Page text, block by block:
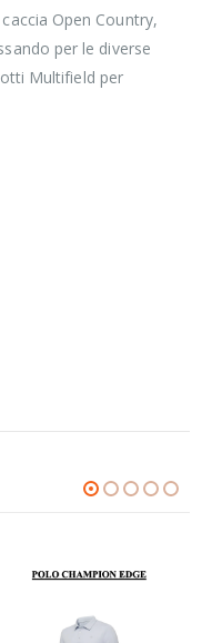
Open Country,
per le diverse
Multifield per